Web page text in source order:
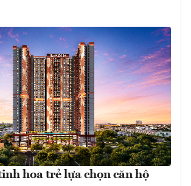
hoa trẻ lựa chọn căn hộ